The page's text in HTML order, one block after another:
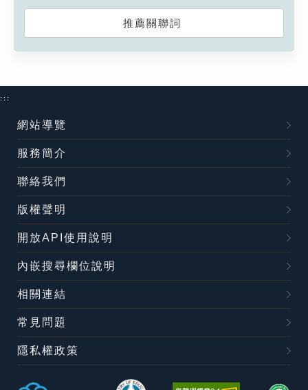
推薦關聯詞
:::
網站導覽
服務簡介
聯絡我們
版權聲明
開放API使用說明
內嵌搜尋欄位說明
相關連結
常見問題
隱私權政策